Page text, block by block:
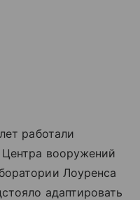
работали
вооружений
Лоуренса
адаптировать